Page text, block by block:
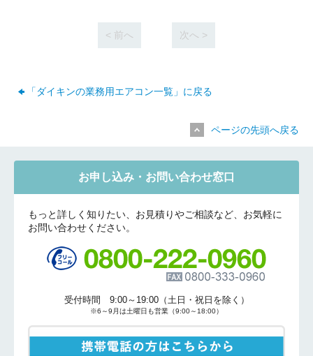
< 前へ 次へ >
「ダイキンの業務用エアコン一覧」に戻る
ページの先頭へ戻る
お申し込み・お問い合わせ窓口
もっと詳しく知りたい、お見積りやご相談など、お気軽に
お問い合わせください。
受付時間 9:00～19:00（土日・祝日を除く）
※6～9月は土曜日も営業（9:00～18:00）